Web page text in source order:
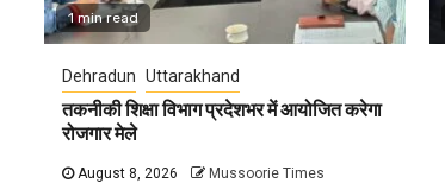
1 min read
Dehradun Uttarakhand
तकनीकी शिक्षा विभाग प्रदेशभर में आयोजित करेगा
रोजगार मेले
August 8, 2026 Mussoorie Times